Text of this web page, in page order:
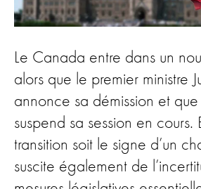
Le Canada entre dans un
alors que le premier ministre
annonce sa démission et
suspend sa session en
transition soit le signe d’un
suscite également de